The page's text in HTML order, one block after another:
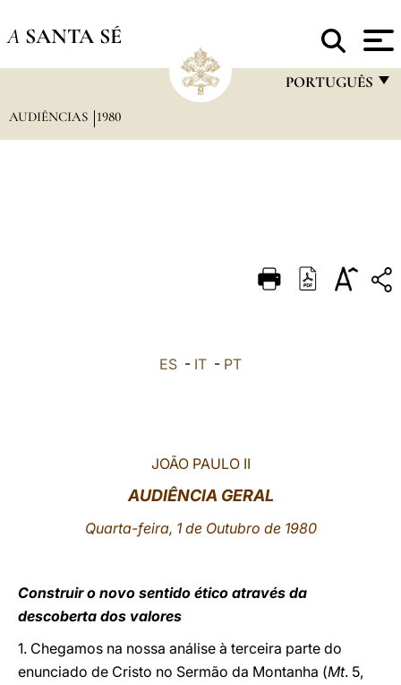
A SANTA SÉ
PORTUGUÊS
DEUTSCH
AUDIÊNCIAS 1980
ES - IT - PT
JOÃO PAULO II
AUDIÊNCIA GERAL
Quarta-feira, 1 de Outubro de 1980
Construir o novo sentido ético através da
descoberta dos valores
1. Chegamos na nossa análise à terceira parte do
enunciado de Cristo no Sermão da Montanha (Mt. 5,